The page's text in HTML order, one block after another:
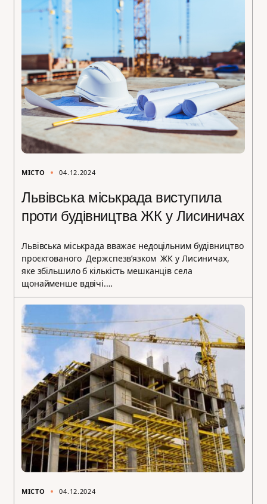
МІСТО 04.12.2024
Львівська міськрада виступила
проти будівництва ЖК у Лисиничах
Львівська міськрада вважає недоцільним будівництво
проєктованого Держспезв’язком ЖК у Лисиничах,
яке збільшило б кількість мешканців села
щонайменше вдвічі.…
МІСТО 04.12.2024